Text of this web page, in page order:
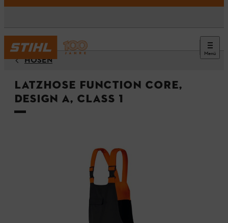
Menü
HOSEN
Latzhose FUNCTION Core,
Design A, Class 1